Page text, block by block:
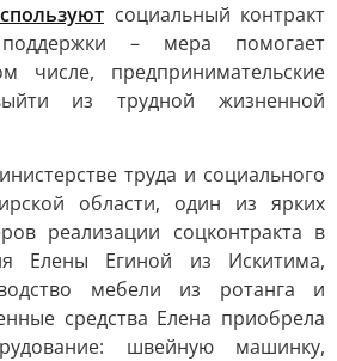
социальный контракт
– мера помогает
числе, предпринимательские
из трудной жизненной
труда и социального
области, один из ярких
реализации соцконтракта в
Елены Егиной из Искитима,
мебели из ротанга и
средства Елена приобрела
швейную машинку,